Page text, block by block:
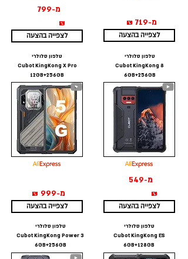
מ-799
₪
לצפייה בהצעה
טלפון סלולרי
Cubot KingKong X Pro
12GB+256GB
מ-999 ₪
לצפייה בהצעה
טלפון סלולרי
Cubot KingKong Power 3
6GB+256GB
מ-719 ₪
לצפייה בהצעה
טלפון סלולרי
Cubot KingKong 8
6GB+256GB
מ-549
₪
לצפייה בהצעה
טלפון סלולרי
Cubot KingKong ES
6GB+128GB